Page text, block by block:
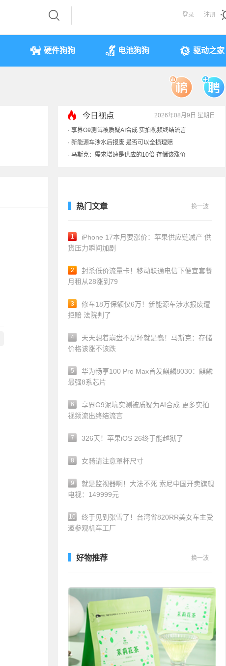
登录 注册
硬件狗狗 电池狗狗 驱动之家
今日视点 2026年08月9日 星期日
享界G9测试被质疑AI合成 实拍视频终结流言
·新能源车涉水后报废 是否可以全损理赔
· 马斯克：需求增速是供应的10倍 存储该涨价
· iPhone 17本月或调价：苹果供应链减产30%
热门文章 换一波
1
iPhone 17本月要涨价：苹果供应链减产 供
货压力瞬间加剧
2
封杀低价流量卡！移动联通电信下便宜套餐
月租从28涨到79
3
修车18万保额仅6万！新能源车涉水报废遭
拒赔 法院判了
4
天天想着崩盘不是坏就是蠢！马斯克：存储
价格该涨不该跌
5
华为畅享100 Pro Max首发麒麟8030：麒麟
最强8系芯片
6
享界G9泥坑实测被质疑为AI合成 更多实拍
视频流出终结流言
7 326天！苹果iOS 26终于能越狱了
8 女骑请注意罩杯尺寸
9
就是监视器啊！大法不死 索尼中国开卖旗舰
电视：149999元
10
终于见到张雪了！台湾省820RR美女车主受
邀参观机车工厂
好物推荐 换一波